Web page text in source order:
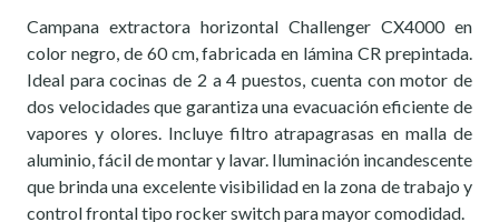
Campana extractora horizontal Challenger CX4000 en
color negro, de 60 cm, fabricada en lámina CR prepintada.
Ideal para cocinas de 2 a 4 puestos, cuenta con motor de
dos velocidades que garantiza una evacuación eficiente de
vapores y olores. Incluye filtro atrapagrasas en malla de
aluminio, fácil de montar y lavar. Iluminación incandescente
que brinda una excelente visibilidad en la zona de trabajo y
control frontal tipo rocker switch para mayor comodidad.